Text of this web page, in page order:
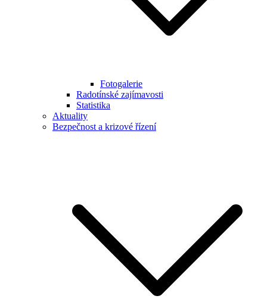
Fotogalerie
Radotínské zajímavosti
Statistika
Aktuality
Bezpečnost a krizové řízení